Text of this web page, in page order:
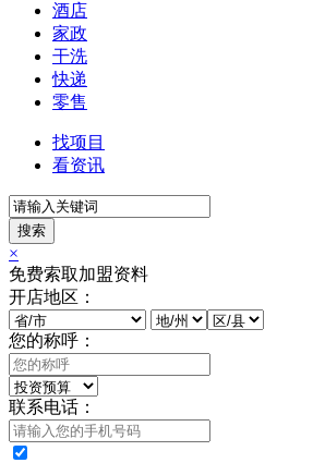
酒店
家政
干洗
快递
零售
找项目
看资讯
搜索
×
免费索取加盟资料
开店地区：
您的称呼：
联系电话：